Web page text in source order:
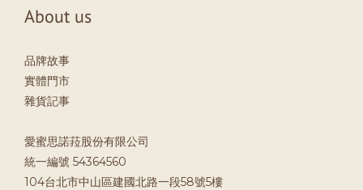
About us
品牌故事
實體門市
雜貨記事
愛蜜思諾菈股份有限公司
統一編號 54364560
104台北市中山區建國北路一段58號5樓